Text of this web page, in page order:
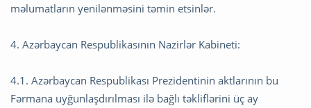
məlumatların yenilənməsini təmin etsinlər.
4. Azərbaycan Respublikasının Nazirlər Kabineti:
4.1. Azərbaycan Respublikası Prezidentinin aktlarının bu
Fərmana uyğunlaşdırılması ilə bağlı təkliflərini üç ay